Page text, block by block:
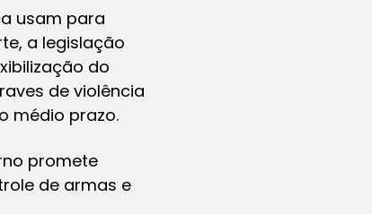
usam para
a legislação
do
de violência
médio prazo.
promete
de armas e